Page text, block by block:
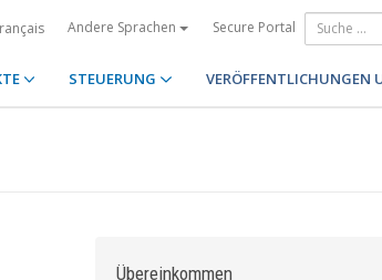
Andere Sprachen Secure Portal
STEUERUNG VERÖFFENTLICHUNGEN
Übereinkommen